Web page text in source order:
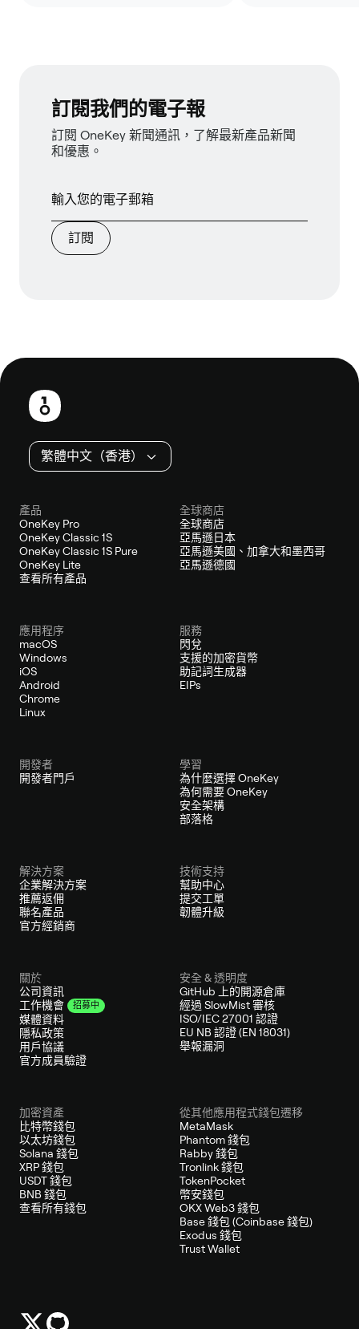
訂閱我們的電子報
訂閱 OneKey 新聞通訊，了解最新產品新聞
和優惠。
訂閱
頁
繁體中文（香港）
產品
OneKey Pro
OneKey Classic 1S
OneKey Classic 1S Pure
OneKey Lite
查看所有產品
全球商店
全球商店
亞馬遜日本
亞馬遜美國、加拿大和墨西哥
亞馬遜德國
應用程序
macOS
Windows
iOS
Android
Chrome
Linux
服務
閃兌
支援的加密貨幣
助記詞生成器
EIPs
開發者
開發者門戶
學習
為什麼選擇 OneKey
為何需要 OneKey
安全架構
部落格
解決方案
企業解決方案
推薦返佣
聯名產品
官方經銷商
技術支持
幫助中心
提交工單
韌體升級
關於
公司資訊
工作機會
招募中
媒體資料
隱私政策
用戶協議
官方成員驗證
安全 & 透明度
GitHub 上的開源倉庫
經過 SlowMist 審核
ISO/IEC 27001 認證
EU NB 認證 (EN 18031)
舉報漏洞
加密資產
比特幣錢包
以太坊錢包
Solana 錢包
XRP 錢包
USDT 錢包
BNB 錢包
查看所有錢包
從其他應用程式錢包遷移
MetaMask
Phantom 錢包
Rabby 錢包
Tronlink 錢包
TokenPocket
幣安錢包
OKX Web3 錢包
Base 錢包 (Coinbase 錢包)
Exodus 錢包
Trust Wallet